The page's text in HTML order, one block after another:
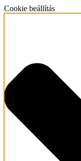
Cookie beállítás